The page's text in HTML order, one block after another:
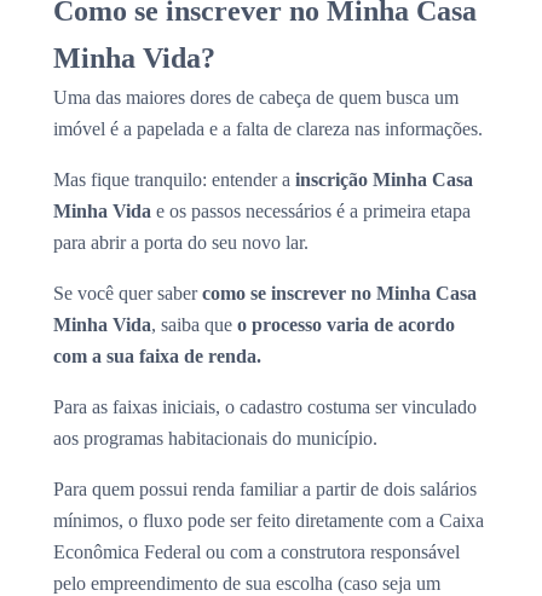
Como se inscrever no Minha Casa
Minha Vida?
Uma das maiores dores de cabeça de quem busca um
imóvel é a papelada e a falta de clareza nas informações.
Mas fique tranquilo: entender a inscrição Minha Casa
Minha Vida e os passos necessários é a primeira etapa
para abrir a porta do seu novo lar.
Se você quer sabercomo se inscrever no Minha Casa
Minha Vida, saiba que o processo varia de acordo
com a sua faixa de renda.
Para as faixas iniciais, o cadastro costuma ser vinculado
aos programas habitacionais do município.
Para quem possui renda familiar a partir de dois salários
mínimos, o fluxo pode ser feito diretamente com a Caixa
Econômica Federal ou com a construtora responsável
pelo empreendimento de sua escolha (caso seja um